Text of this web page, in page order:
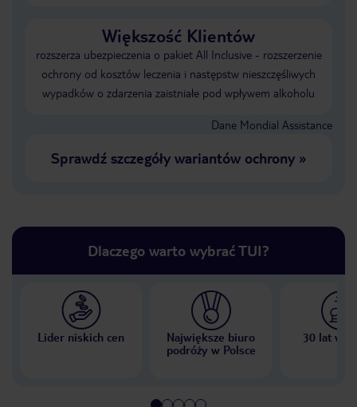
Większość Klientów
rozszerza ubezpieczenia o pakiet All Inclusive - rozszerzenie
ochrony od kosztów leczenia i następstw nieszczęśliwych
wypadków o zdarzenia zaistniałe pod wpływem alkoholu
Dane Mondial Assistance
Sprawdź szczegóły wariantów ochrony»
Dlaczego warto wybrać TUI?
Lider niskich cen
Największe biuro
podróży w Polsce
30 lat w